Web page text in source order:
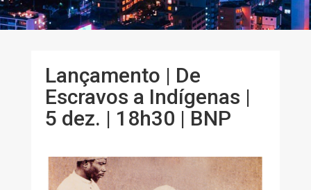
Lançamento | De
Escravos a Indígenas |
5 dez. | 18h30 | BNP